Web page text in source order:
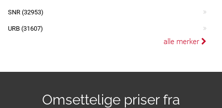
SNR (32953)
URB (31607)
alle merker
Omsettelige priser fra